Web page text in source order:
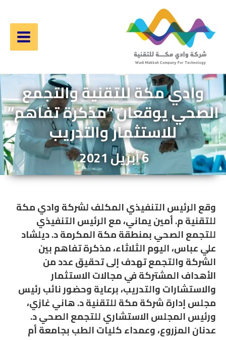
المحتوى
Main
Menu
وادي مكة للتقنية والتجمع
الصحي يوقعان “مذكرة تفاهم”
للاستثمار والتدريب
6 أبريل 2021
وقع الرئيس التنفيذي المكلف لشركة وادي مكة
للتقنية م. أمين يماني، مع الرئيس التنفيذي
للتجمع الصحي بمنطقة مكة المكرمة د. ديلشاد
علي عباس، اليوم الثلاثاء، مذكرة تفاهم بين
الشركة والتجمع تهدف إلى تحقيق عدد من
الأهداف المشتركة في مجالات الاستثمار
والاستشارات والتدريب، برعاية وحضور نائب رئيس
مجلس إدارة شركة مكة للتقنية د. هاني غازي،
ورئيس المجلس الاستشاري للتجمع الصحي د.
عدنان المزروع، وعمداء كليات الطب بجامعة أم